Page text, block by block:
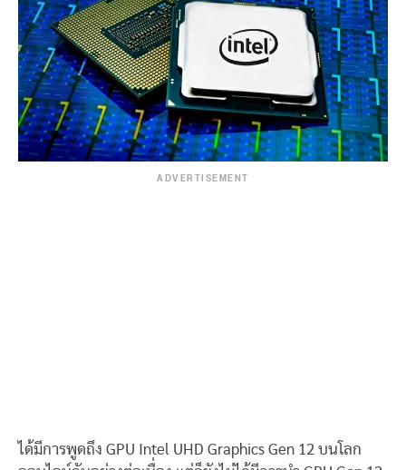
ADVERTISEMENT
ได้มีการพูดถึง GPU Intel UHD Graphics Gen 12 บนโลก